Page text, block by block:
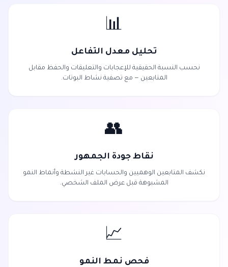
📊
تحليل معدل التفاعل
نحسب النسبة الحقيقية للإعجابات والتعليقات والحفظ مقابل
المتابعين — مع تصفية نشاط البوتات.
👥
نقاط جودة الجمهور
نكشف المتابعين الوهميين والحسابات غير النشطة وأنماط النمو
المشبوهة قبل عرض الملف الشخصي.
📈
فحص نمط النمو